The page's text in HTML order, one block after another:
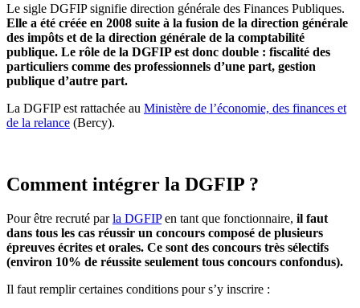
Le sigle DGFIP signifie direction générale des Finances Publiques.
Elle a été créée en 2008 suite à la fusion de la direction générale
des impôts et de la direction générale de la comptabilité
publique. Le rôle de la DGFIP est donc double : fiscalité des
particuliers comme des professionnels d’une part, gestion
publique d’autre part.
La DGFIP est rattachée au Ministère de l’économie, des finances et
de la relance (Bercy).
Comment intégrer la DGFIP ?
Pour être recruté parla DGFIPen tant que fonctionnaire, il faut
dans tous les cas réussir un concours composé de plusieurs
épreuves écrites et orales. Ce sont des concours très sélectifs
(environ 10% de réussite seulement tous concours confondus).
Il faut remplir certaines conditions pour s’y inscrire :